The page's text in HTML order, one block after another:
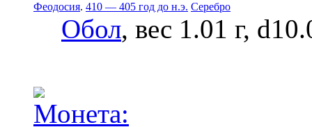
Феодосия. 410 — 405 год до н.э. Серебро
Обол, вес 1.01 г,